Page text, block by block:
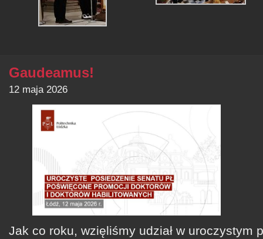
Gaudeamus!
12 maja 2026
Jak co roku, wzięliśmy udział w uroczystym